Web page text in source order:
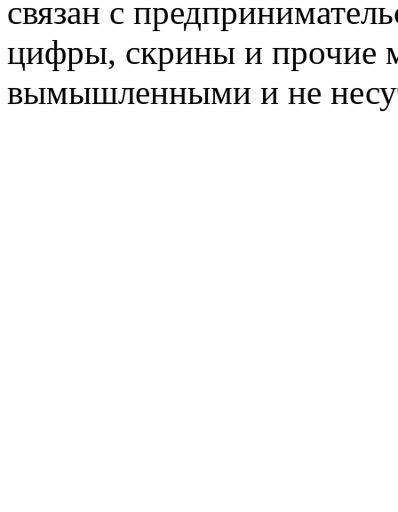
связан с
цифры, скрины и прочие
вымышленными и не